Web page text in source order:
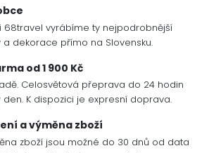
68travel vyrábíme ty nejpodrobnější
dekorace přímo na Slovensku.
od 1 900 Kč
Celosvětová přeprava do 24 hodin
K dispozici je expresní doprava.
a výměna zboží
zboží jsou možné do 30 dnů od data